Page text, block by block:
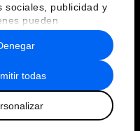
sociales, publicidad y
pueden
información que les
o que hayan
del uso que haya
todas